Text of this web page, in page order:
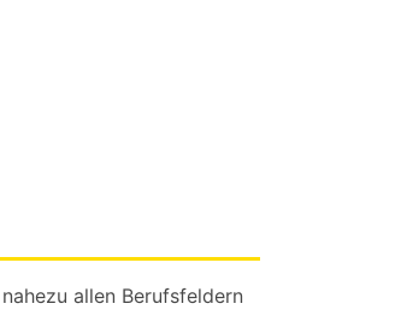
allen Berufsfeldern